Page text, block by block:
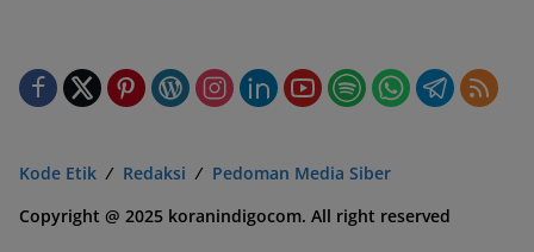
Kode Etik Redaksi
Pedoman Media Siber
Copyright @ 2025 koranindigocom. All right reserved